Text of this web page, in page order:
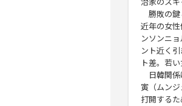
勝敗の鍵
近年の女
ンソンニ
ント近く
ト差。若
日韓関係
寅（ムン
打開する